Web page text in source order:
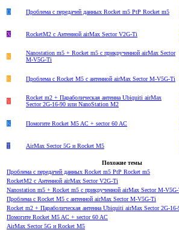
D Проблема с передачей данных Rocket m5 PtP Rocket m5
X RocketM2 с Антенной airMax Sector V2G-Ti
K
Nanostation m5 + Rocket m5 c прикрученной airMax Sector
M-V5G-Ti
K Проблема с Rocket M5 с антенной airMax Sector M-V5G-Ti
V
Rocket m2 + Параболическая антенна Ubiquiti airMax
Sector 2G-16-90 или NanoStation M2
K Помогите Rocket M5 AC + sector 60 AC
Т AirMax Sector 5G и Rocket M5
Похожие темы
Проблема с передачей данных Rocket m5 PtP Rocket m5
RocketM2 с Антенной airMax Sector V2G-Ti
Nanostation m5 + Rocket m5 c прикрученной airMax Sector M-
Проблема с Rocket M5 с антенной airMax Sector M-V5G-Ti
Rocket m2 + Параболическая антенна Ubiquiti airMax Sector 2G-
Помогите Rocket M5 AC + sector 60 AC
AirMax Sector 5G и Rocket M5